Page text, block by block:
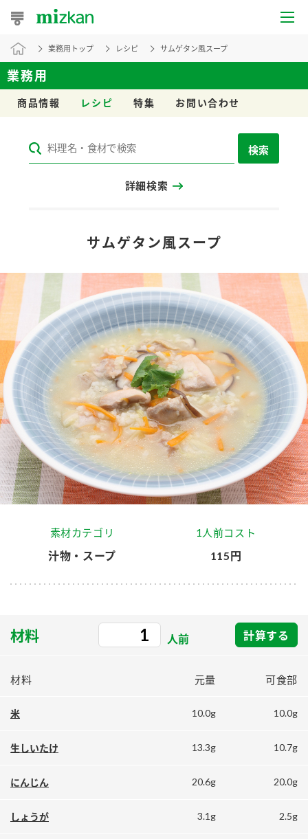
おうちレシピ
おすすめレシピ
レシピカテゴリ一覧
商品情報
商品カテゴリ
酢 調味酢
お酢ドリンク ぽん酢
みりん風・料理酒 鍋用調味料
つゆ たれ
スープ 中華
米飯用調味液
新商品一覧
キャンペーン情報
ブランド・スペシャルサイト
ブランド・スペシャルサイト トップ
商品ブランドサイト
Fibee（ファイビー）
カンタン酢
お酢ドリンク
味ぽん
かおりの蔵
三ツ判山吹
千夜
スペシャルサイト
企業情報
ミツカングループについて
企業理念
ミツカンの歴史
ミツカンを知る
水の文化センター（アーカイブ）
MIM（ミツカンミュージアム）
お客様の声をいかしました
販売終了製品のご案内
よくあるご質問
業務用トップ レシピ サムゲタン風スープ
業務用
商品情報 レシピ 特集 お問い合わせ
検索
詳細検索
サムゲタン風スープ
素材カテゴリ
汁物・スープ
1人前コスト
115円
材料 人前 計算する
材料 元量 可食部
米 10.0g 10.0g
生しいたけ 13.3g 10.7g
にんじん 20.6g 20.0g
しょうが 3.1g 2.5g